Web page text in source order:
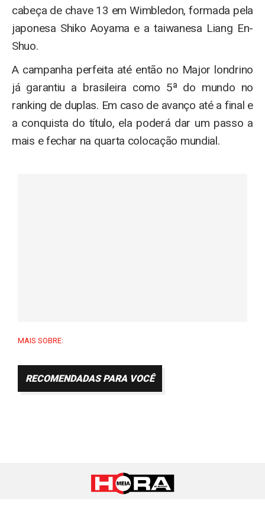
cabeça de chave 13 em Wimbledon, formada pela
japonesa Shiko Aoyama e a taiwanesa Liang En-
Shuo.
A campanha perfeita até então no Major londrino
já garantiu a brasileira como 5ª do mundo no
ranking de duplas. Em caso de avanço até a final e
a conquista do título, ela poderá dar um passo a
mais e fechar na quarta colocação mundial.
MAIS SOBRE:
RECOMENDADAS PARA VOCÊ